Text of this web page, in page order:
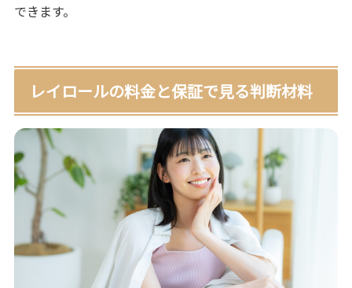
できます。
レイロールの料金と保証で見る判断材料